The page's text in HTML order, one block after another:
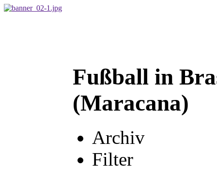
Fußball in
(Maracana)
Archiv
Filter